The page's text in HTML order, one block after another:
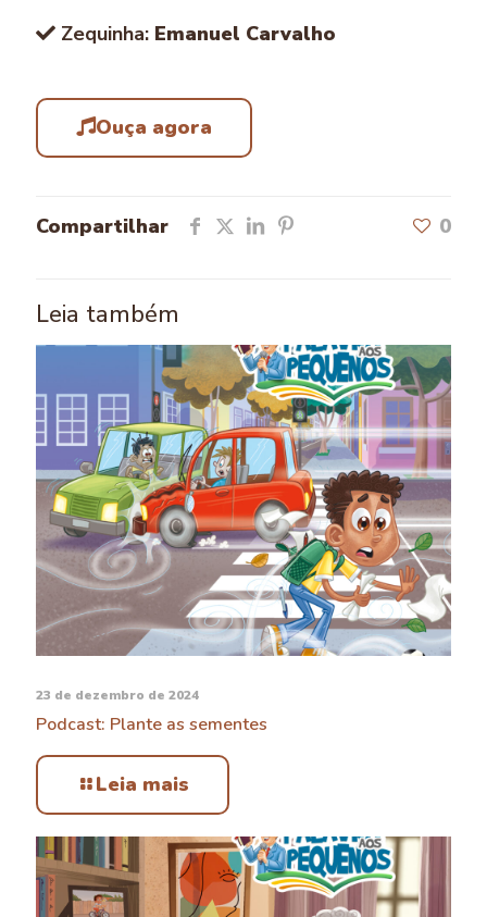
Zequinha: Emanuel Carvalho
Ouça agora
Compartilhar 0
Leia também
23 de dezembro de 2024
Podcast: Plante as sementes
Leia mais